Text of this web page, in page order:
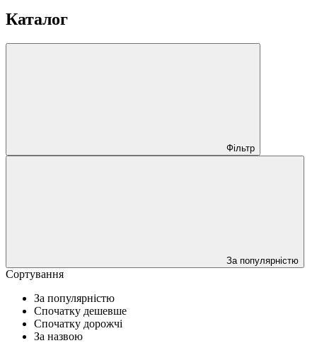
Каталог
Фільтр
За популярністю
Сортування
За популярністю
Спочатку дешевше
Спочатку дорожчі
За назвою